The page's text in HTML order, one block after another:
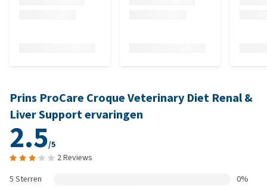
Prins ProCare Croque Veterinary Diet Renal &
Liver Support ervaringen
2.5/5
2 Reviews
5 Sterren
0%